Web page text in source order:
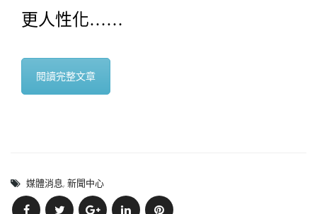
更人性化……
閱讀完整文章
媒體消息, 新聞中心